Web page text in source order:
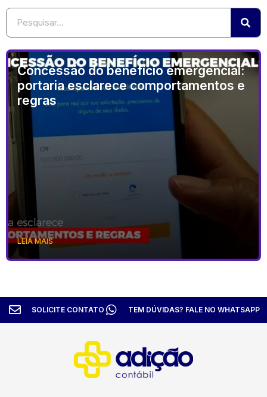
Concessão do benefício emergencial:
portaria esclarece comportamentos e
regras
LEIA MAIS
SOLICITE CONTATO TEM DÚVIDAS? FALE NO WHATSAPP